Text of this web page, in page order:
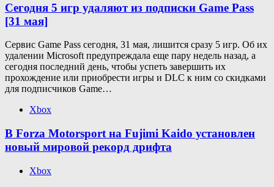
Сегодня 5 игр удаляют из подписки Game Pass
[31 мая]
Сервис Game Pass сегодня, 31 мая, лишится сразу 5 игр. Об их
удалении Microsoft предупреждала еще пару недель назад, а
сегодня последний день, чтобы успеть завершить их
прохождение или приобрести игры и DLC к ним со скидками
для подписчиков Game…
Xbox
В Forza Motorsport на Fujimi Kaido установлен
новый мировой рекорд дрифта
Xbox